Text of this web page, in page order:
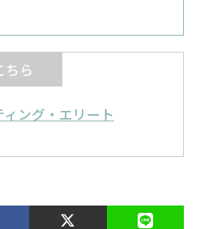
ちら
ング・エリート